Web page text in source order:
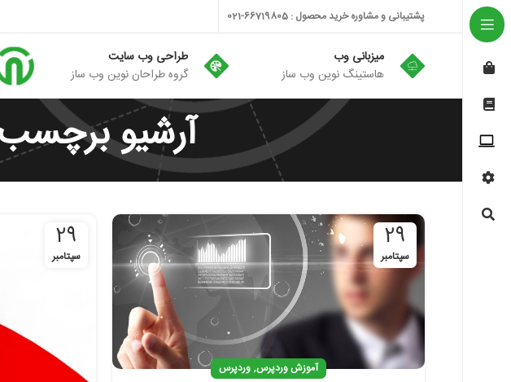
پشتیبانی و مشاوره خرید محصول : 66719805-021
میزبانی وب
هاستینگ نوین وب ساز
طراحی وب سایت
گروه طراحان نوین وب ساز
آرشیو
29
سپتامبر
آموزش وردپرس, وردپرس
29
سپتامبر